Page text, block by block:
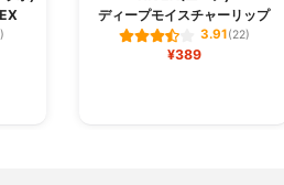
ディープモイスチャーリップ
3.91(22)
¥389